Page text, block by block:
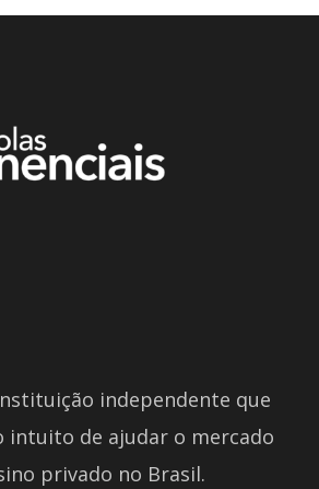
independente que
intuito de ajudar o mercado
privado no Brasil.